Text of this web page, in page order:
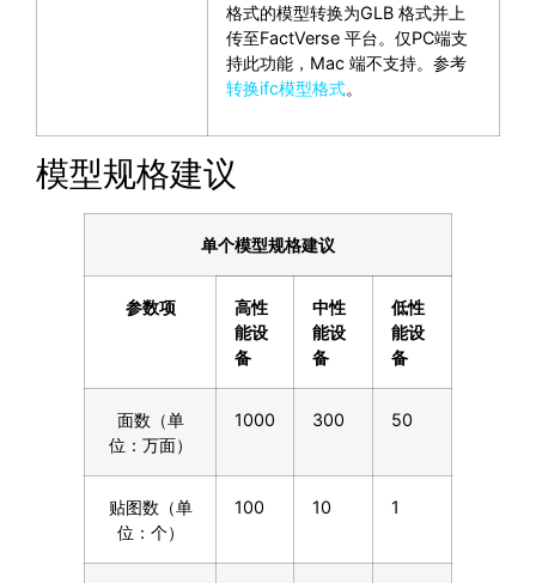
格式的模型转换为GLB 格式并上
传至FactVerse 平台。仅PC端支
持此功能，Mac 端不支持。参考
转换ifc模型格式。
模型规格建议
单个模型规格建议
参数项
高性
能设
备
中性
能设
备
低性
能设
备
面数（单
位：万面）
1000 300 50
贴图数（单
位：个）
100 10 1